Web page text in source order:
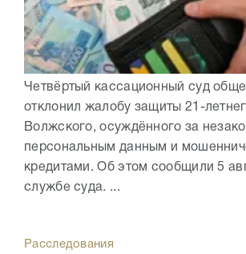
Четвёртый кассационный суд
отклонил жалобу защиты 21-
Волжского, осуждённого за
персональным данным и
кредитами. Об этом сообщили 5
службе суда. ...
Расследования